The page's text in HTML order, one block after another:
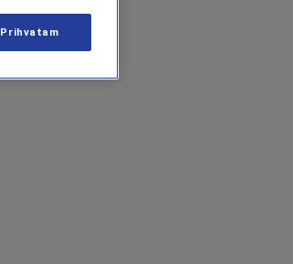
Prihvatam